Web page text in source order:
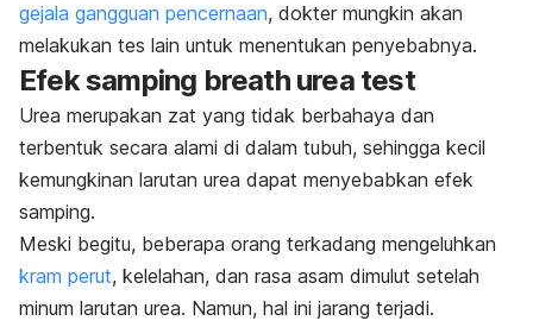
gejala gangguan pencernaan, dokter mungkin akan
melakukan tes lain untuk menentukan penyebabnya.
Efek samping breath urea test
Urea merupakan zat yang tidak berbahaya dan
terbentuk secara alami di dalam tubuh, sehingga kecil
kemungkinan larutan urea dapat menyebabkan efek
samping.
Meski begitu, beberapa orang terkadang mengeluhkan
kram perut, kelelahan, dan rasa asam dimulut setelah
minum larutan urea. Namun, hal ini jarang terjadi.